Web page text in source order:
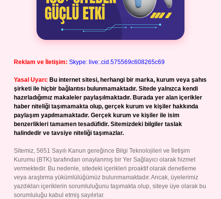
Reklam ve İletişim: Skype: live:.cid.575569c608265c69
Yasal Uyarı: Bu internet sitesi, herhangi bir marka, kurum veya şahıs
şirketi ile hiçbir bağlantısı bulunmamaktadır. Sitede yalnızca kendi
hazırladığımız makaleler paylaşılmaktadır. Burada yer alan içerikler
haber niteliği taşımamakta olup, gerçek kurum ve kişiler hakkında
paylaşım yapılmamaktadır. Gerçek kurum ve kişiler ile isim
benzerlikleri tamamen tesadüfidir. Sitemizdeki bilgiler taslak
halindedir ve tavsiye niteliği taşımazlar.
Sitemiz, 5651 Sayılı Kanun gereğince Bilgi Teknolojileri ve İletişim
Kurumu (BTK) tarafından onaylanmış bir Yer Sağlayıcı olarak hizmet
vermektedir. Bu nedenle, sitedeki içerikleri proaktif olarak denetleme
veya araştırma yükümlülüğümüz bulunmamaktadır. Ancak, üyelerimiz
yazdıkları içeriklerin sorumluluğunu taşımakta olup, siteye üye olarak bu
sorumluluğu kabul etmiş sayılırlar.